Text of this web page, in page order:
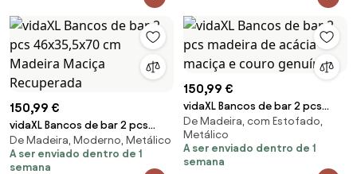
150,99 €
vidaXL Bancos de bar 2 pcs
46x35,5x70 cm Madeira Maciça
Recuperada
De Madeira, Moderno, Metálico
A ser enviado dentro de 1
semana
150,99 €
vidaXL Bancos de bar 2 pcs
madeira de acácia maciça e
couro genuíno
De Madeira, com Estofado,
Metálico
A ser enviado dentro de 1
semana